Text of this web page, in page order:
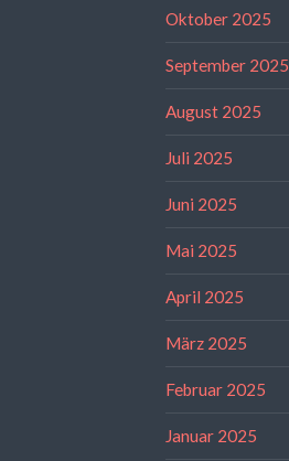
Oktober 2025
September 2025
August 2025
Juli 2025
Juni 2025
Mai 2025
April 2025
März 2025
Februar 2025
Januar 2025